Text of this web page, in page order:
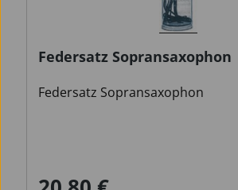
Federsatz Sopransaxophon
Federsatz Sopransaxophon
Regulärer Preis: